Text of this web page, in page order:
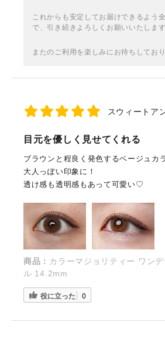
これからも安定してお届けできるよう
で、引き続きよろしくお願いいたしま
またのご利用を楽しみにお待ちしてお
スウィートア
目元を優しく見せてくれる
ブラウンと程良く発色するベージュカ
大人っぽい印象に！
透け感も透明感もあって可愛い♡
商品： カラーマジョリティー ワン
ル 14.2mm
役に立った 0